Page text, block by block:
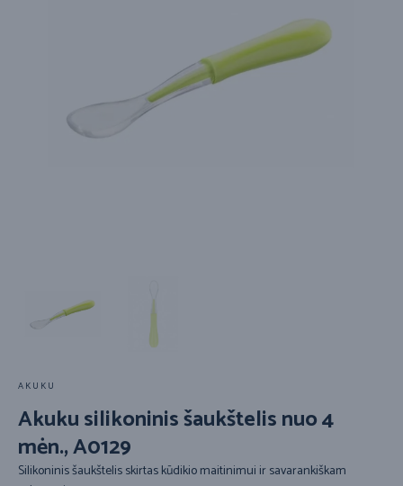
AKUKU
Akuku silikoninis šaukštelis nuo 4
mėn., A0129
Silikoninis šaukštelis skirtas kūdikio maitinimui ir savarankiškam